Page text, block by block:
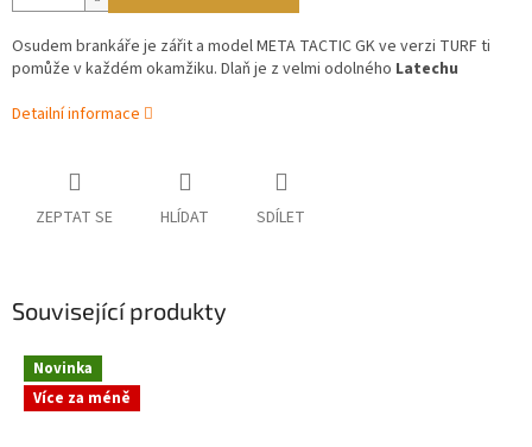
Osudem brankáře je zářit a model META TACTIC GK ve verzi TURF ti
pomůže v každém okamžiku. Dlaň je z velmi odolného Latechu
Detailní informace
ZEPTAT SE HLÍDAT SDÍLET
Související produkty
Novinka
Více za méně